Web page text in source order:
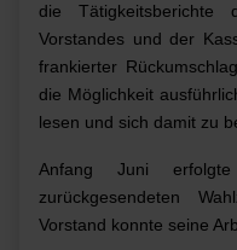
die
Vorstandes und der
frankierter
die Möglichkeit
lesen und sich damit zu
Anfang Juni
zurückgesendeten
Vorstand konnte seine